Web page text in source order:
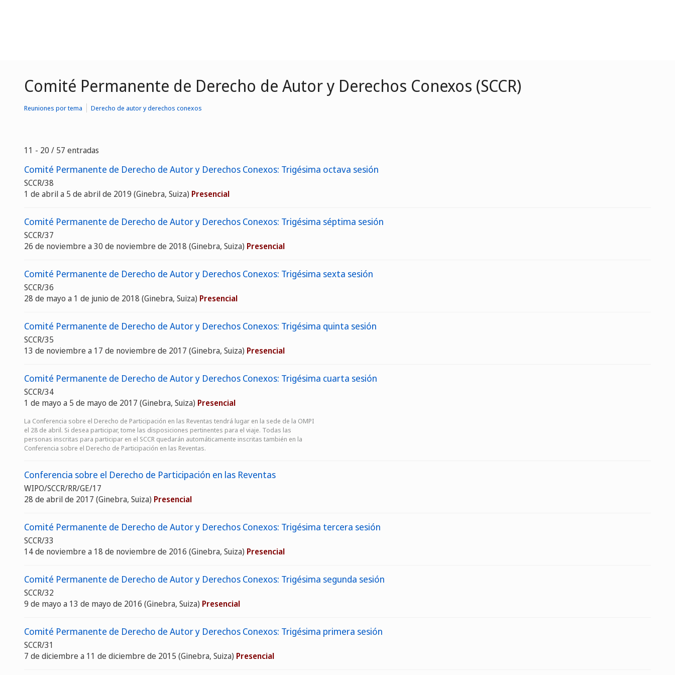
Comité Permanente de Derecho de Autor y Derechos Conexos (SCCR)
Reuniones por tema Derecho de autor y derechos conexos
11 - 20 / 57 entradas
Comité Permanente de Derecho de Autor y Derechos Conexos: Trigésima octava sesión
SCCR/38
1 de abril a 5 de abril de 2019 (Ginebra, Suiza) Presencial
Comité Permanente de Derecho de Autor y Derechos Conexos: Trigésima séptima sesión
SCCR/37
26 de noviembre a 30 de noviembre de 2018 (Ginebra, Suiza) Presencial
Comité Permanente de Derecho de Autor y Derechos Conexos: Trigésima sexta sesión
SCCR/36
28 de mayo a 1 de junio de 2018 (Ginebra, Suiza) Presencial
Comité Permanente de Derecho de Autor y Derechos Conexos: Trigésima quinta sesión
SCCR/35
13 de noviembre a 17 de noviembre de 2017 (Ginebra, Suiza) Presencial
Comité Permanente de Derecho de Autor y Derechos Conexos: Trigésima cuarta sesión
SCCR/34
1 de mayo a 5 de mayo de 2017 (Ginebra, Suiza) Presencial
La Conferencia sobre el Derecho de Participación en las Reventas tendrá lugar en la sede de la OMPI
el 28 de abril. Si desea participar, tome las disposiciones pertinentes para el viaje. Todas las
personas inscritas para participar en el SCCR quedarán automáticamente inscritas también en la
Conferencia sobre el Derecho de Participación en las Reventas.
Conferencia sobre el Derecho de Participación en las Reventas
WIPO/SCCR/RR/GE/17
28 de abril de 2017 (Ginebra, Suiza) Presencial
Comité Permanente de Derecho de Autor y Derechos Conexos: Trigésima tercera sesión
SCCR/33
14 de noviembre a 18 de noviembre de 2016 (Ginebra, Suiza) Presencial
Comité Permanente de Derecho de Autor y Derechos Conexos: Trigésima segunda sesión
SCCR/32
9 de mayo a 13 de mayo de 2016 (Ginebra, Suiza) Presencial
Comité Permanente de Derecho de Autor y Derechos Conexos: Trigésima primera sesión
SCCR/31
7 de diciembre a 11 de diciembre de 2015 (Ginebra, Suiza) Presencial